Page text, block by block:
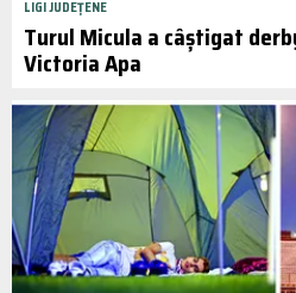
LIGI JUDEȚENE
Turul Micula a câștigat
Victoria Apa